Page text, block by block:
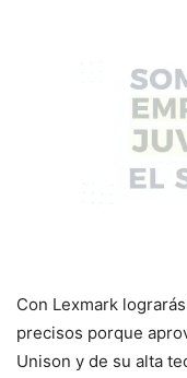
Con Lexmark
precisos porque
Unison y de su alta